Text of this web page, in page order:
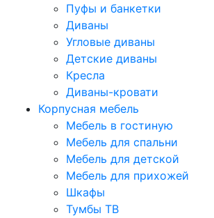
Пуфы и банкетки
Диваны
Угловые диваны
Детские диваны
Кресла
Диваны-кровати
Корпусная мебель
Мебель в гостиную
Мебель для спальни
Мебель для детской
Мебель для прихожей
Шкафы
Тумбы ТВ